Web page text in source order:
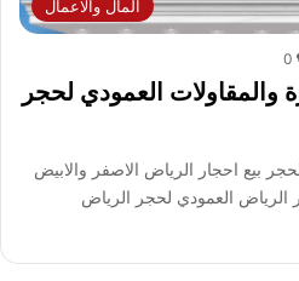
المال والاعمال
0
والمقاولات العمودي لحجر
بيع احجار الرياض الاصفر والابيض
العمودي لحجر الرياض